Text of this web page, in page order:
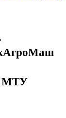
МТУ